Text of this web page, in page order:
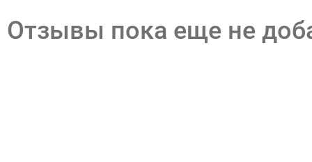
Отзывы пока еще не